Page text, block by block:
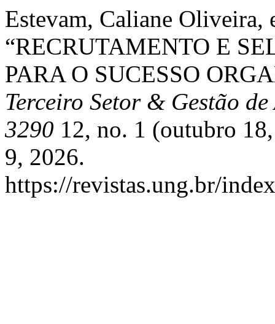
Estevam, Caliane
“RECRUTAMENTO E
PARA O SUCESSO
Terceiro Setor & Gestão
3290 12, no. 1 (outubro
9, 2026.
https://revistas.ung.br/